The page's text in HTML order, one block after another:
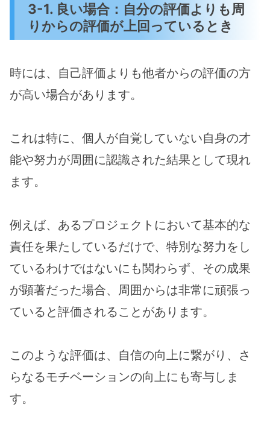
3-1. 良い場合：自分の評価よりも周
りからの評価が上回っているとき
時には、自己評価よりも他者からの評価の方
が高い場合があります。
これは特に、個人が自覚していない自身の才
能や努力が周囲に認識された結果として現れ
ます。
例えば、あるプロジェクトにおいて基本的な
責任を果たしているだけで、特別な努力をし
ているわけではないにも関わらず、その成果
が顕著だった場合、周囲からは非常に頑張っ
ていると評価されることがあります。
このような評価は、自信の向上に繋がり、さ
らなるモチベーションの向上にも寄与しま
す。